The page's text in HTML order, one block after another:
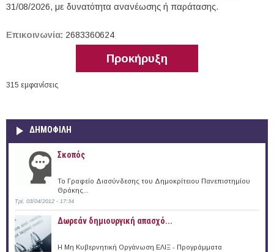
31/08/2026, με δυνατότητα ανανέωσης ή παράτασης.
Επικοινωνία: 2683360624
Προκήρυξη
315 εμφανίσεις
ΔΗΜΟΦΙΛΗ
Σκοπός
Το Γραφείο Διασύνδεσης του Δημοκρίτειου Πανεπιστημίου
Θράκης...
Τρί, 03/04/2012 - 17:34
Δωρεάν δημιουργική απασχό...
Η Μη Κυβερνητική Οργάνωση ΕΛΙΞ - Προγράμματα